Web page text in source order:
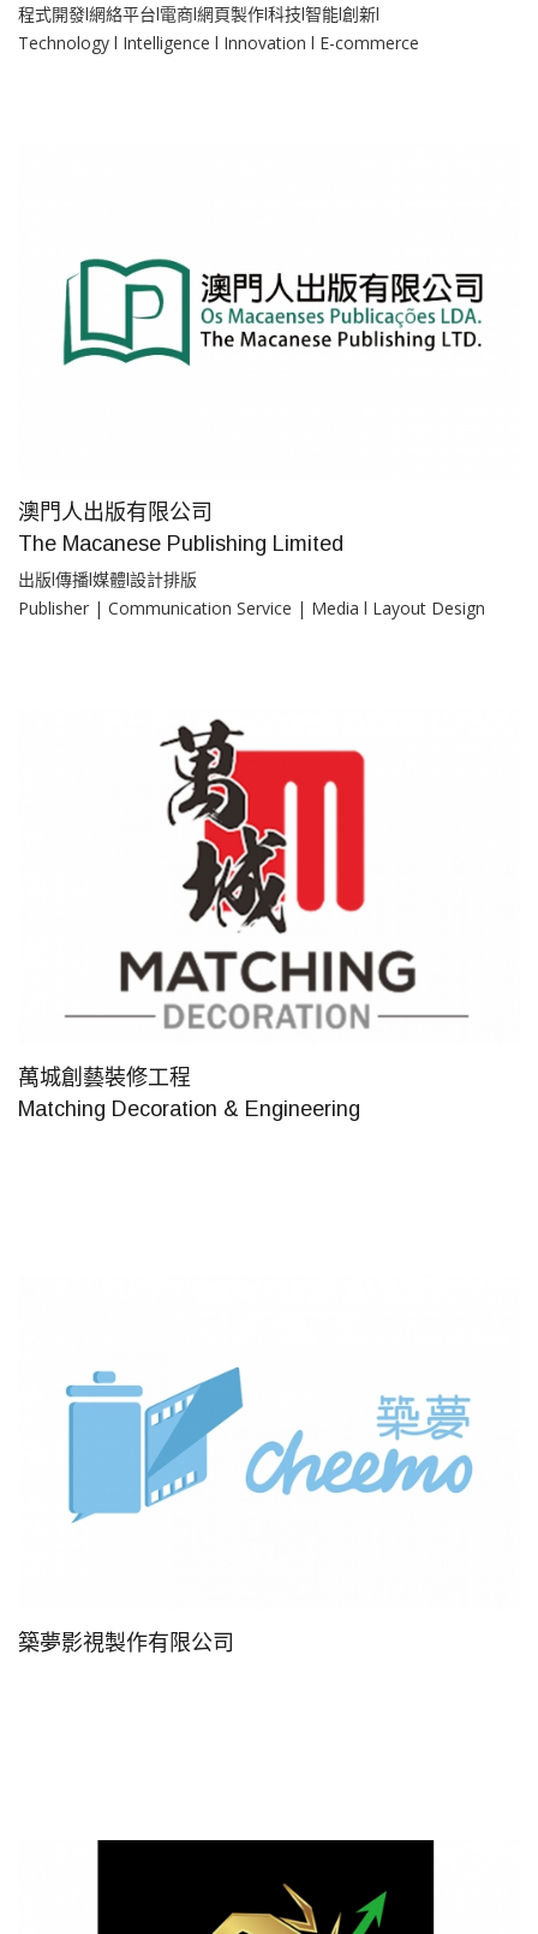
程式開發l網絡平台l電商l網頁製作l科技l智能l創新l
Technology l Intelligence l Innovation l E-commerce
澳門人出版有限公司
The Macanese Publishing Limited
出版l傳播l媒體l設計排版
Publisher | Communication Service | Media l Layout Design
萬城創藝裝修工程
Matching Decoration & Engineering
築夢影視製作有限公司